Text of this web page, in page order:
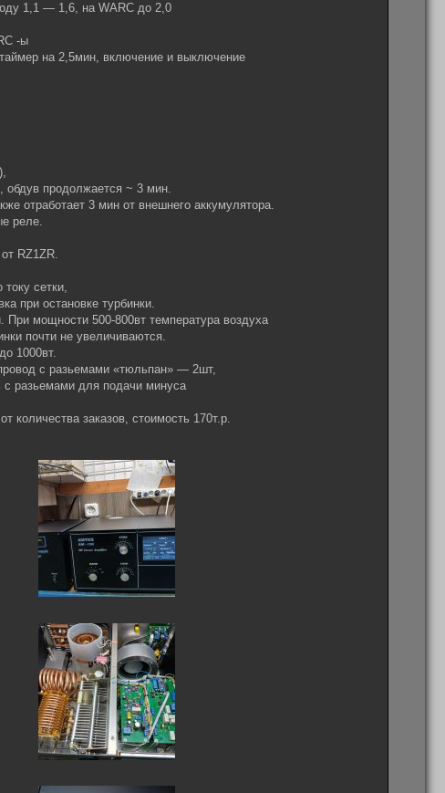
1,1 — 1,6, на WARC до 2,0
-ы
на 2,5мин, включение и выключение
обдув продолжается ~ 3 мин.
отработает 3 мин от внешнего аккумулятора.
реле.
RZ1ZR.
сетки,
при остановке турбинки.
мощности 500-800вт температура воздуха
почти не увеличиваются.
1000вт.
с разьемами «тюльпан» — 2шт,
с разьемами для подачи минуса
количества заказов, стоимость 170т.р.